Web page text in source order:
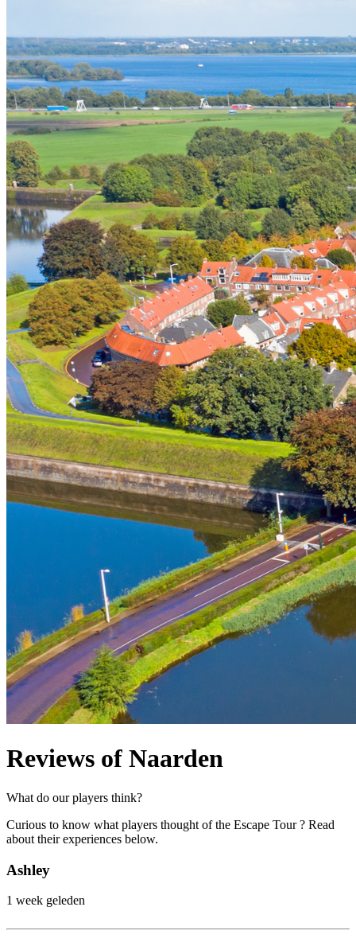
Reviews of Naarden
What do our players think?
Curious to know what players thought of the Escape Tour ? Read
about their experiences below.
Ashley
1 week geleden